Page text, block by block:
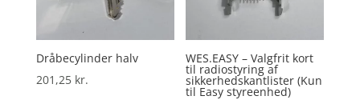
Dråbecylinder halv
201,25 kr.
WES.EASY – Valgfrit kort
til radiostyring af
sikkerhedskantlister (Kun
til Easy styreenhed)